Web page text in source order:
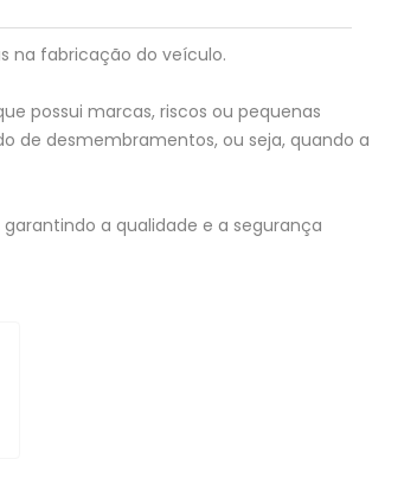
na fabricação do veículo.
possui marcas, riscos ou pequenas
de desmembramentos, ou seja, quando a
a qualidade e a segurança